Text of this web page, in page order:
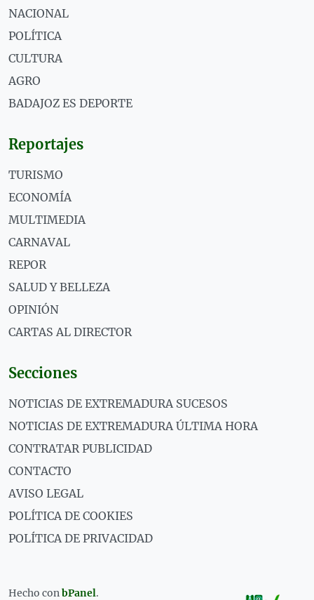
NACIONAL
POLÍTICA
CULTURA
AGRO
BADAJOZ ES DEPORTE
Reportajes
TURISMO
ECONOMÍA
MULTIMEDIA
CARNAVAL
REPOR
SALUD Y BELLEZA
OPINIÓN
CARTAS AL DIRECTOR
Secciones
NOTICIAS DE EXTREMADURA SUCESOS
NOTICIAS DE EXTREMADURA ÚLTIMA HORA
CONTRATAR PUBLICIDAD
CONTACTO
AVISO LEGAL
POLÍTICA DE COOKIES
POLÍTICA DE PRIVACIDAD
Hecho conbPanel.